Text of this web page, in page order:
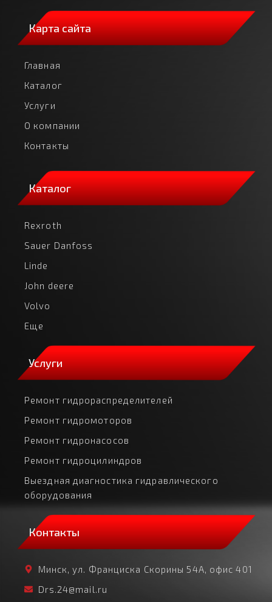
Карта сайта
Главная
Каталог
Услуги
О компании
Контакты
Каталог
Rexroth
Sauer Danfoss
Linde
John deere
Volvo
Еще
Услуги
Ремонт гидрораспределителей
Ремонт гидромоторов
Ремонт гидронасосов
Ремонт гидроцилиндров
Выездная диагностика гидравлического
оборудования
Контакты
Минск, ул. Франциска Скорины 54А, офис 401
Drs.24@mail.ru